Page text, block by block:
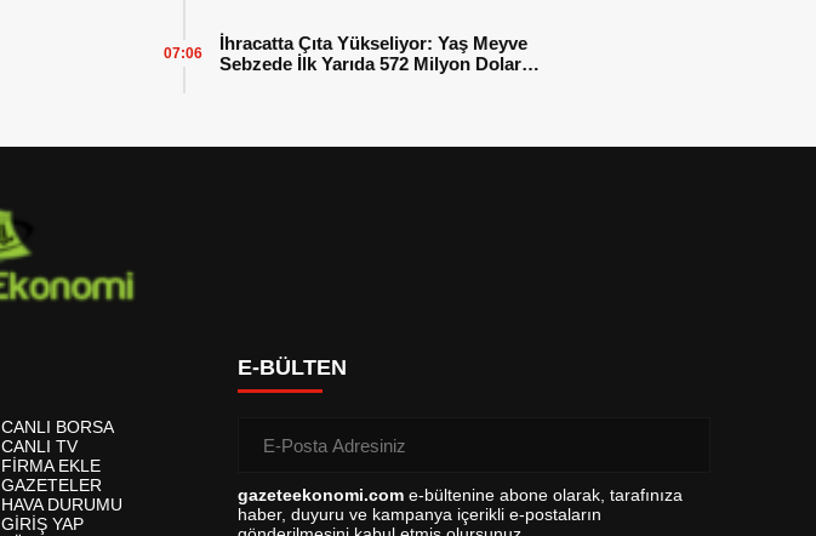
İhracatta Çıta Yükseliyor: Yaş Meyve
Sebzede İlk Yarıda 572 Milyon Dolar
07:06
CANLI BORSA
CANLI TV
FİRMA EKLE
GAZETELER
HAVA DURUMU
GİRİŞ YAP
E-BÜLTEN
gazeteekonomi.com e-bültenine abone olarak, tarafınıza
haber, duyuru ve kampanya içerikli e-postaların